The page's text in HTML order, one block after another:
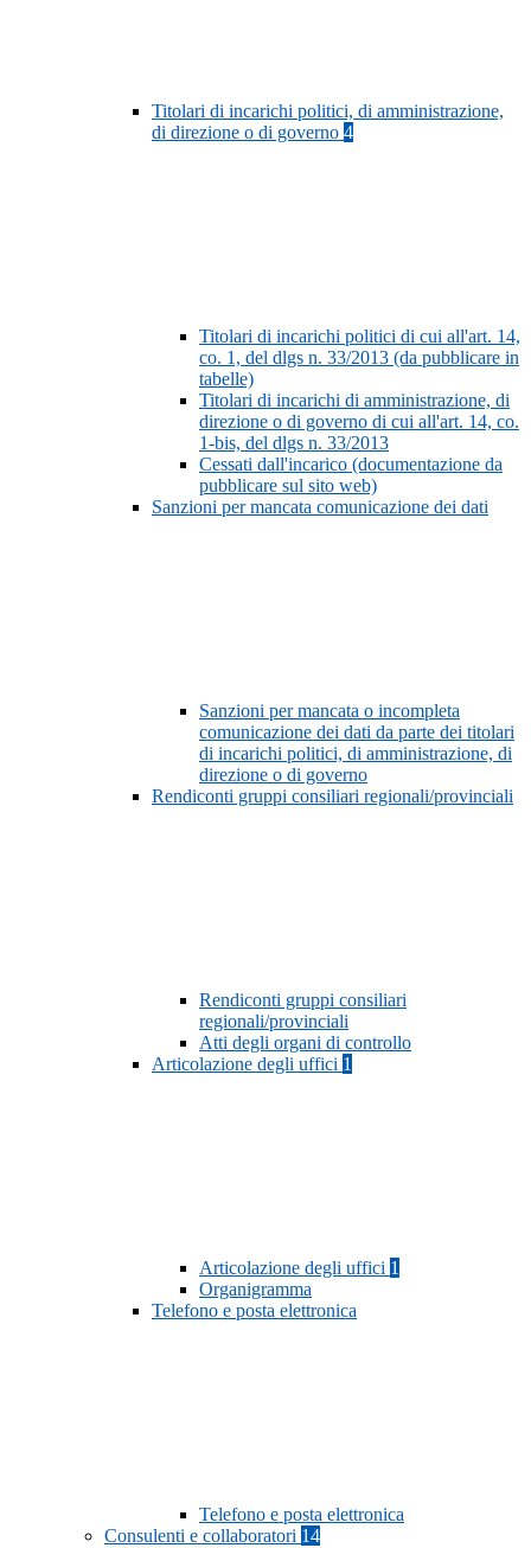
Titolari di incarichi politici, di amministrazione,
di direzione o di governo 4
Titolari di incarichi politici di cui all'art. 14,
co. 1, del dlgs n. 33/2013 (da pubblicare in
tabelle)
Titolari di incarichi di amministrazione, di
direzione o di governo di cui all'art. 14, co.
1-bis, del dlgs n. 33/2013
Cessati dall'incarico (documentazione da
pubblicare sul sito web)
Sanzioni per mancata comunicazione dei dati
Sanzioni per mancata o incompleta
comunicazione dei dati da parte dei titolari
di incarichi politici, di amministrazione, di
direzione o di governo
Rendiconti gruppi consiliari regionali/provinciali
Rendiconti gruppi consiliari
regionali/provinciali
Atti degli organi di controllo
Articolazione degli uffici 1
Articolazione degli uffici 1
Organigramma
Telefono e posta elettronica
Telefono e posta elettronica
Consulenti e collaboratori 14